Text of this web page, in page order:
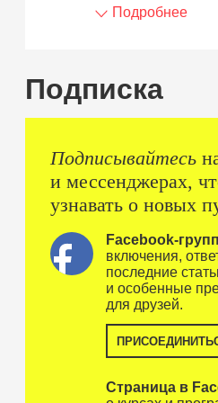
Подробнее
Подписка
Подписывайтесь
и мессенджерах,
узнавать о новых
Facebook-
включения,
последние
и особенные
для друзей.
Страница в